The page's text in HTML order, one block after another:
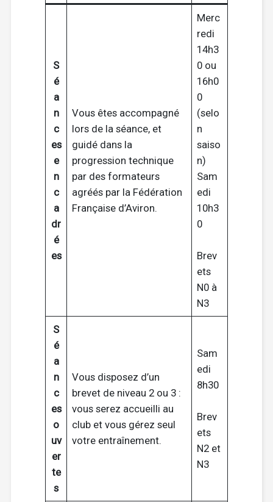
S
é
a
n
c
es
e
n
c
a
dr
é
es
Vous êtes accompagné
lors de la séance, et
guidé dans la
progression technique
par des formateurs
agréés par la Fédération
Française d’Aviron.
Merc
redi
14h3
0 ou
16h0
0
(selo
n
saiso
n)
Sam
edi
10h3
0
Brev
ets
N0 à
N3
S
é
a
n
c
es
o
uv
er
te
s
Vous disposez d’un
brevet de niveau 2 ou 3 :
vous serez accueilli au
club et vous gérez seul
votre entraînement.
Sam
edi
8h30
Brev
ets
N2 et
N3